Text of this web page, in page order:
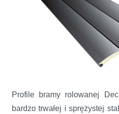
Profile bramy rolowanej
bardzo trwałej i sprężystej